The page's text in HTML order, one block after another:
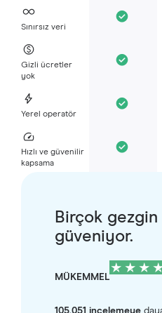
Sınırsız veri
Gizli ücretler
yok
Yerel operatör
Hızlı ve güvenilir
kapsama
Birçok
güveniyor.
MÜKEMMEL
105.051 incelemeye